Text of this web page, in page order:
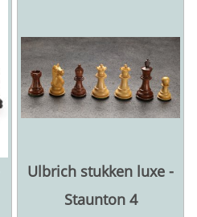
Ulbrich stukken luxe -
Staunton 4